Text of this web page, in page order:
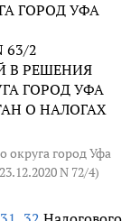
ГОРОД УФА
63/2
В РЕШЕНИЯ
ГОРОД УФА
О НАЛОГАХ
округа город Уфа
N 72/4)